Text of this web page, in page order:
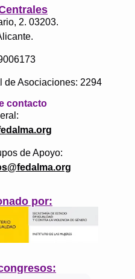
2. 03203.
de Asociaciones: 2294
contacto
de Apoyo:
por: